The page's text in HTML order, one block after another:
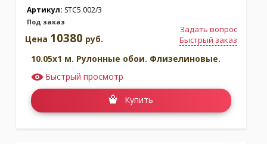
Артикул: STC5 002/3
Под заказ
Задать вопрос
Быстрый заказ
Цена 10380 руб.
10.05x1 м. Рулонные обои. Флизелиновые.
Быстрый просмотр
Купить